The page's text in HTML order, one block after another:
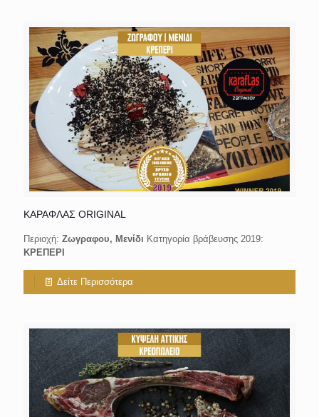
ΚΑΡΑΦΛΑΣ ORIGINAL
Περιοχή: Ζωγραφου, Μενίδι Κατηγορία βράβευσης 2019:
ΚΡΕΠΕΡΙ
Δείτε Περισσότερα